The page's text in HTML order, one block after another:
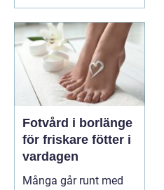
Fotvård i borlänge
för friskare fötter i
vardagen
Många går runt med